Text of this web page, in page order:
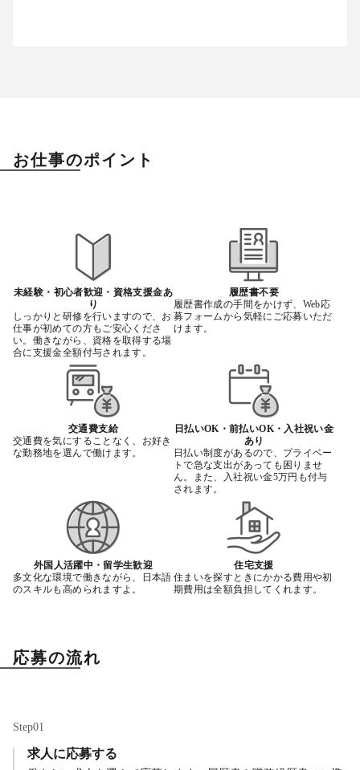
お仕事のポイント
未経験・初心者歓迎・資格支援金あ
り
しっかりと研修を行いますので、お
仕事が初めての方もご安心くださ
い。働きながら、資格を取得する場
合に支援金全額付与されます。
履歴書不要
履歴書作成の手間をかけず、Web応
募フォームから気軽にご応募いただ
けます。
交通費支給
交通費を気にすることなく、お好き
な勤務地を選んで働けます。
日払いOK・前払いOK・入社祝い金
あり
日払い制度があるので、プライベー
トで急な支出があっても困りませ
ん。また、入社祝い金5万円も付与
されます。
外国人活躍中・留学生歓迎
多文化な環境で働きながら、日本語
のスキルも高められますよ。
住宅支援
住まいを探すときにかかる費用や初
期費用は全額負担してくれます。
応募の流れ
Step01
求人に応募する